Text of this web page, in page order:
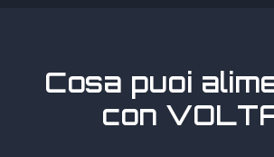
Cosa puoi
con